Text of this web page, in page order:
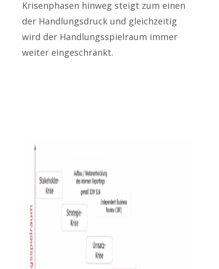
Krisenphasen hinweg steigt zum einen
der Handlungsdruck und gleichzeitig
wird der Handlungsspielraum immer
weiter eingeschränkt.